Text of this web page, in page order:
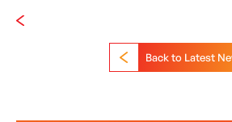
Back to Latest